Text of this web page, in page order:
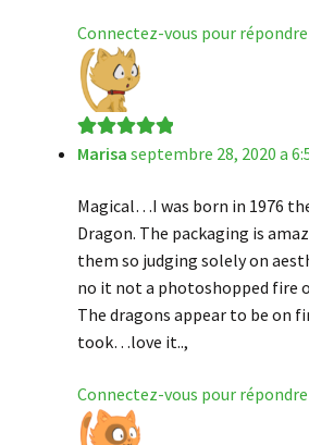
Connectez-vous pour répondre
Note5sur 5
Marisa septembre 28, 2020 a
Magical…I was born in 1976
Dragon. The packaging is
them so judging solely on
no it not a photoshopped fire
The dragons appear to be on
took…love it..,
Connectez-vous pour répondre